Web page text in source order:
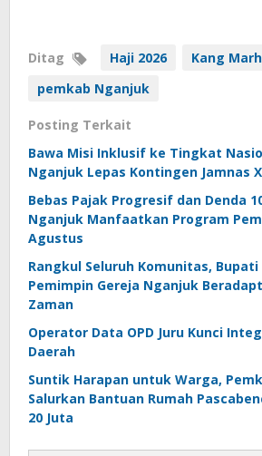
Ditag Haji 2026
Kang
pemkab Nganjuk
Posting Terkait
Bawa Misi Inklusif ke Tingkat
Nganjuk Lepas Kontingen Jamnas
Bebas Pajak Progresif dan Denda
Nganjuk Manfaatkan Program
Agustus
Rangkul Seluruh Komunitas,
Pemimpin Gereja Nganjuk
Zaman
Operator Data OPD Juru Kunci
Daerah
Suntik Harapan untuk Warga,
Salurkan Bantuan Rumah
20 Juta